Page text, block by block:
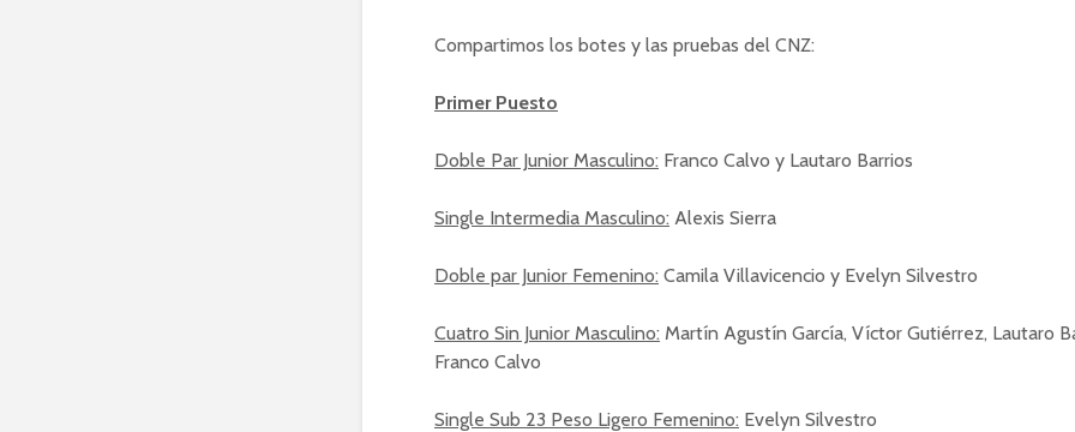
Compartimos los botes y las pruebas del CNZ:
Primer Puesto
Doble Par Junior Masculino: Franco Calvo y Lautaro Barrios
Single Intermedia Masculino: Alexis Sierra
Doble par Junior Femenino: Camila Villavicencio y Evelyn Silvestro
Cuatro Sin Junior Masculino: Martín Agustín García, Víctor Gutiérrez, Lautaro
Franco Calvo
Single Sub 23 Peso Ligero Femenino: Evelyn Silvestro